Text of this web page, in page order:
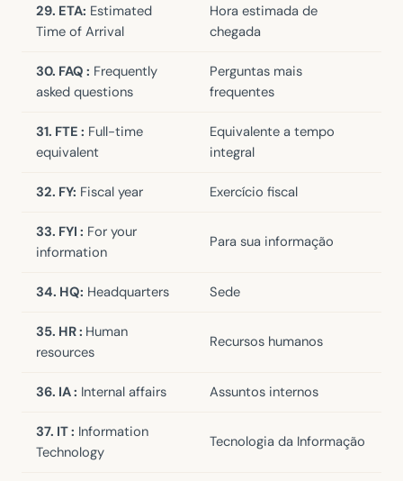
29. ETA: Estimated
Time of Arrival
Hora estimada de
chegada
30. FAQ : Frequently
asked questions
Perguntas mais
frequentes
31. FTE : Full-time
equivalent
Equivalente a tempo
integral
32. FY: Fiscal year Exercício fiscal
33. FYI : For your
information
Para sua informação
34. HQ: Headquarters Sede
35. HR : Human
resources
Recursos humanos
36. IA : Internal affairs Assuntos internos
37. IT : Information
Technology
Tecnologia da Informação